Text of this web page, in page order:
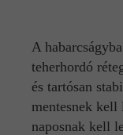
A
teherhordó
és tartósan
mentesnek kell
naposnak kell